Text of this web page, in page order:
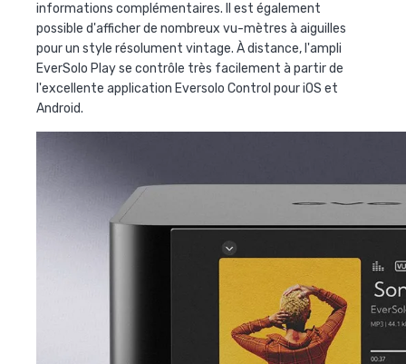
informations complémentaires. Il est également
possible d'afficher de nombreux vu-mètres à aiguilles
pour un style résolument vintage. À distance, l'ampli
EverSolo Play se contrôle très facilement à partir de
l'excellente application Eversolo Control pour iOS et
Android.